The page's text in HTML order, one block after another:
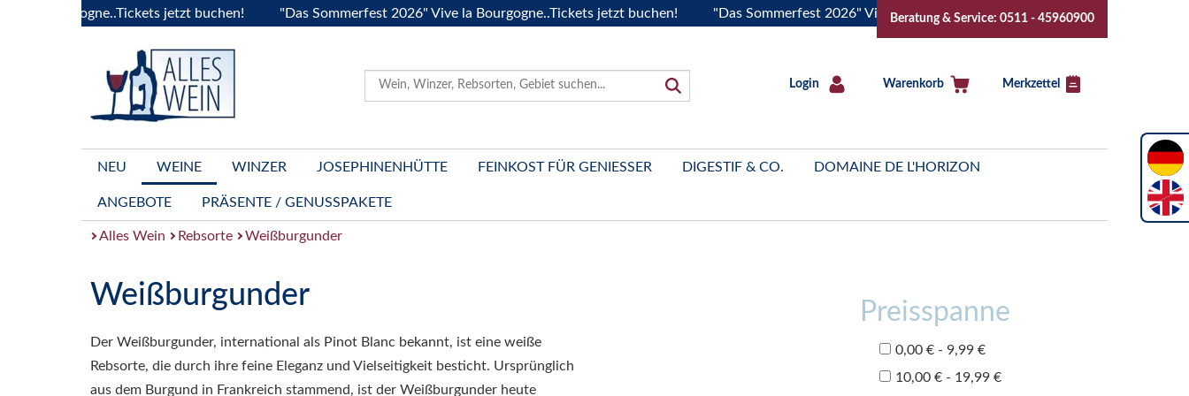
Bourgogne..Tickets jetzt buchen! "Das Sommerfest 2026" Vive la Bourgogne..Tickets jetzt buchen! "Das Sommerfest 2026" Vive la Bourgogne..Tickets jetzt buchen!
Beratung & Service: 0511 - 45960900
Login Warenkorb Merkzettel
NEU WEINE WINZER JOSEPHINENHÜTTE FEINKOST FÜR GENIESSER DIGESTIF & CO. DOMAINE DE L'HORIZON
ANGEBOTE PRÄSENTE / GENUSSPAKETE
Alles Wein Rebsorte Weißburgunder
Weißburgunder
Der Weißburgunder, international als Pinot Blanc bekannt, ist eine weiße
Rebsorte, die durch ihre feine Eleganz und Vielseitigkeit besticht. Ursprünglich
aus dem Burgund in Frankreich stammend, ist der Weißburgunder heute
Preisspanne
0,00 € - 9,99 €
10,00 € - 19,99 €